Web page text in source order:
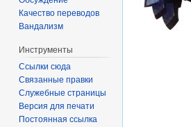
Качество переводов
Вандализм
Инструменты
Ссылки сюда
Связанные правки
Служебные страницы
Версия для печати
Постоянная ссылка